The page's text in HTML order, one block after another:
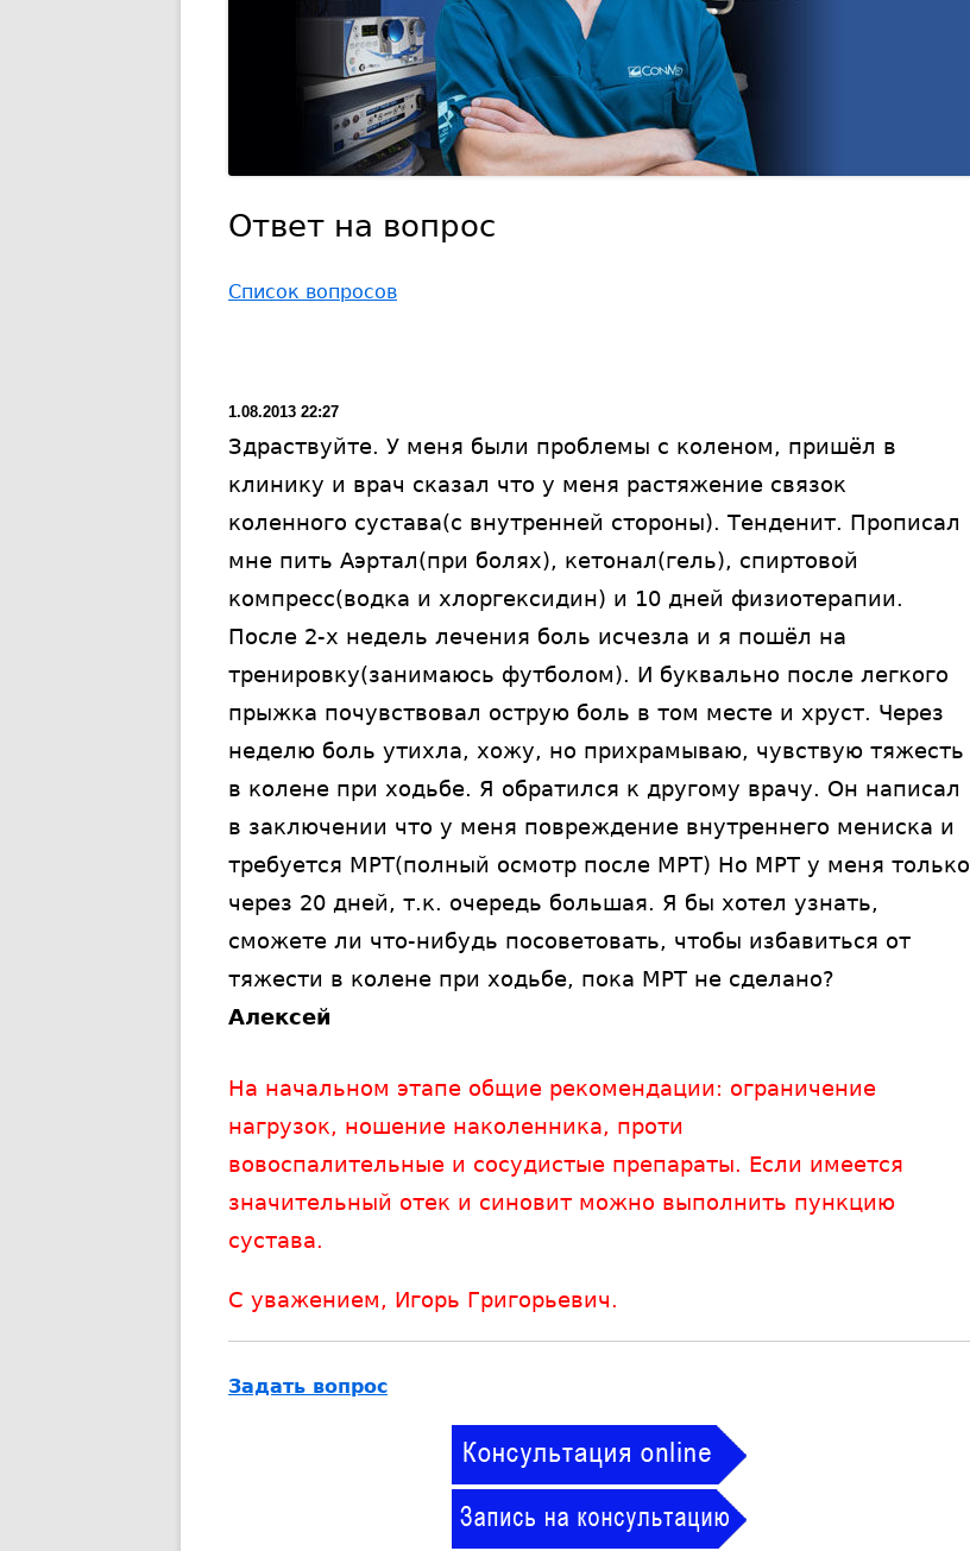
Ответ на вопрос
Список вопросов
1.08.2013 22:27
Здраствуйте. У меня были проблемы с коленом, пришёл в
клинику и врач сказал что у меня растяжение связок
коленного сустава(с внутренней стороны). Тенденит. Прописал
мне пить Аэртал(при болях), кетонал(гель), спиртовой
компресс(водка и хлоргексидин) и 10 дней физиотерапии.
После 2-х недель лечения боль исчезла и я пошёл на
тренировку(занимаюсь футболом). И буквально после легкого
прыжка почувствовал острую боль в том месте и хруст. Через
неделю боль утихла, хожу, но прихрамываю, чувствую тяжесть
в колене при ходьбе. Я обратился к другому врачу. Он написал
в заключении что у меня повреждение внутреннего мениска и
требуется МРТ(полный осмотр после МРТ) Но МРТ у меня только
через 20 дней, т.к. очередь большая. Я бы хотел узнать,
сможете ли что-нибудь посоветовать, чтобы избавиться от
тяжести в колене при ходьбе, пока МРТ не сделано?
Алексей
На начальном этапе общие рекомендации: ограничение
нагрузок, ношение наколенника, проти
вовоспалительные и сосудистые препараты. Если имеется
значительный отек и синовит можно выполнить пункцию
сустава.
С уважением, Игорь Григорьевич.
Задать вопрос